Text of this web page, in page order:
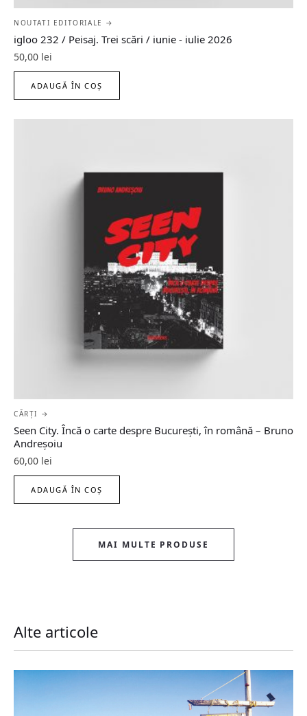
NOUTATI EDITORIALE →
igloo 232 / Peisaj. Trei scări / iunie - iulie 2026
50,00 lei
ADAUGĂ ÎN COȘ
CĂRȚI →
Seen City. Încă o carte despre București, în română – Bruno
Andreșoiu
60,00 lei
ADAUGĂ ÎN COȘ
MAI MULTE PRODUSE
Alte articole